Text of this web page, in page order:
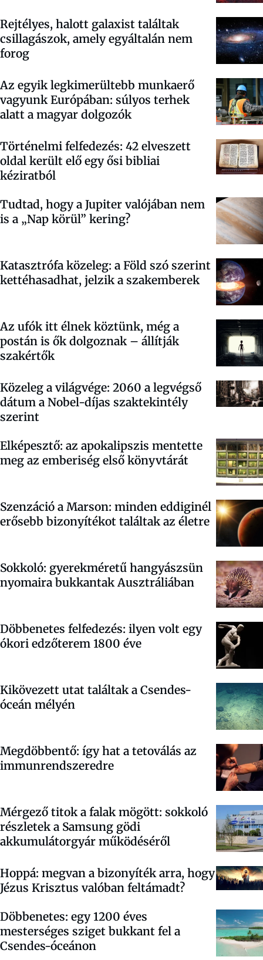
Rejtélyes, halott galaxist találtak
csillagászok, amely egyáltalán nem
forog
Az egyik legkimerültebb munkaerő
vagyunk Európában: súlyos terhek
alatt a magyar dolgozók
Történelmi felfedezés: 42 elveszett
oldal került elő egy ősi bibliai
kéziratból
Tudtad, hogy a Jupiter valójában nem
is a „Nap körül” kering?
Katasztrófa közeleg: a Föld szó szerint
kettéhasadhat, jelzik a szakemberek
Az ufók itt élnek köztünk, még a
postán is ők dolgoznak – állítják
szakértők
Közeleg a világvége: 2060 a legvégső
dátum a Nobel-díjas szaktekintély
szerint
Elképesztő: az apokalipszis mentette
meg az emberiség első könyvtárát
Szenzáció a Marson: minden eddiginél
erősebb bizonyítékot találtak az életre
Sokkoló: gyerekméretű hangyászsün
nyomaira bukkantak Ausztráliában
Döbbenetes felfedezés: ilyen volt egy
ókori edzőterem 1800 éve
Kikövezett utat találtak a Csendes-
óceán mélyén
Megdöbbentő: így hat a tetoválás az
immunrendszeredre
Mérgező titok a falak mögött: sokkoló
részletek a Samsung gödi
akkumulátorgyár működéséről
Hoppá: megvan a bizonyíték arra, hogy
Jézus Krisztus valóban feltámadt?
Döbbenetes: egy 1200 éves
mesterséges sziget bukkant fel a
Csendes-óceánon